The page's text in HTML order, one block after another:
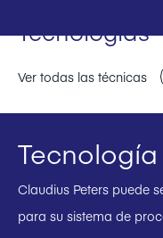
Tecnologías
Ver todas las técnicas
Claudius Peters puede
para su sistema de